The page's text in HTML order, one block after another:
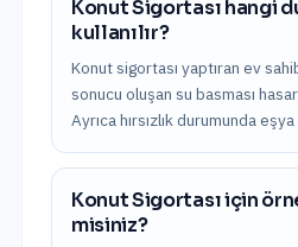
Konut Sigortası hangi
kullanılır?
Konut sigortası yaptıran ev
sonucu oluşan su basması
Ayrıca hırsızlık durumunda
Konut Sigortası için
misiniz?